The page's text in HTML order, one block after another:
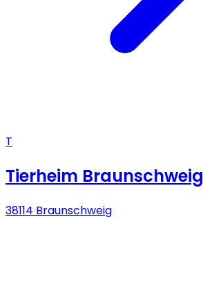
T
Tierheim Braunschweig
38114 Braunschweig